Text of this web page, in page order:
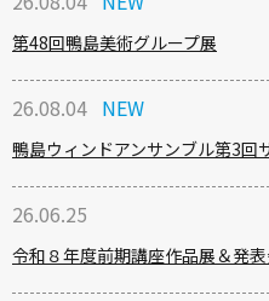
第48回鴨島美術グループ展
26.08.04
鴨島ウィンドアンサンブル第3回
26.06.25
令和８年度前期講座作品展＆発